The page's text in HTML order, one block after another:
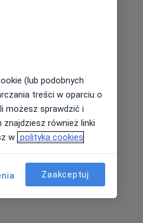
(lub podobnych
treści w oparciu o
możesz sprawdzić i
również linki
w polityka cookies
Zaakceptuj